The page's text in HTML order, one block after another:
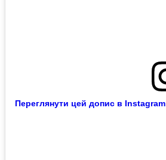
Переглянути цей допис в Instagram